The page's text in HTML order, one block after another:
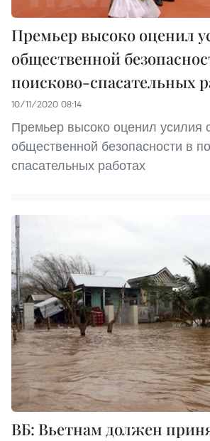
Премьер высоко оценил
общественной
поисково-спасательных
10/11/2020 08:14
Премьер высоко оценил усилия
общественной безопасности в
спасательных работах
ВБ: Вьетнам должен